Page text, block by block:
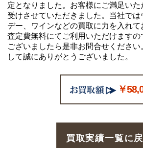
定となりました。お客様にご満足い
受けさせていただきました。当社で
デー、ワインなどの買取に力を入れて
査定費無料にてご利用いただけます
ございましたら是非お問合せください
して誠にありがとうございました。
￥
買取実績一覧に